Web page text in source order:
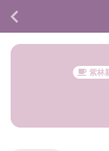
紫林